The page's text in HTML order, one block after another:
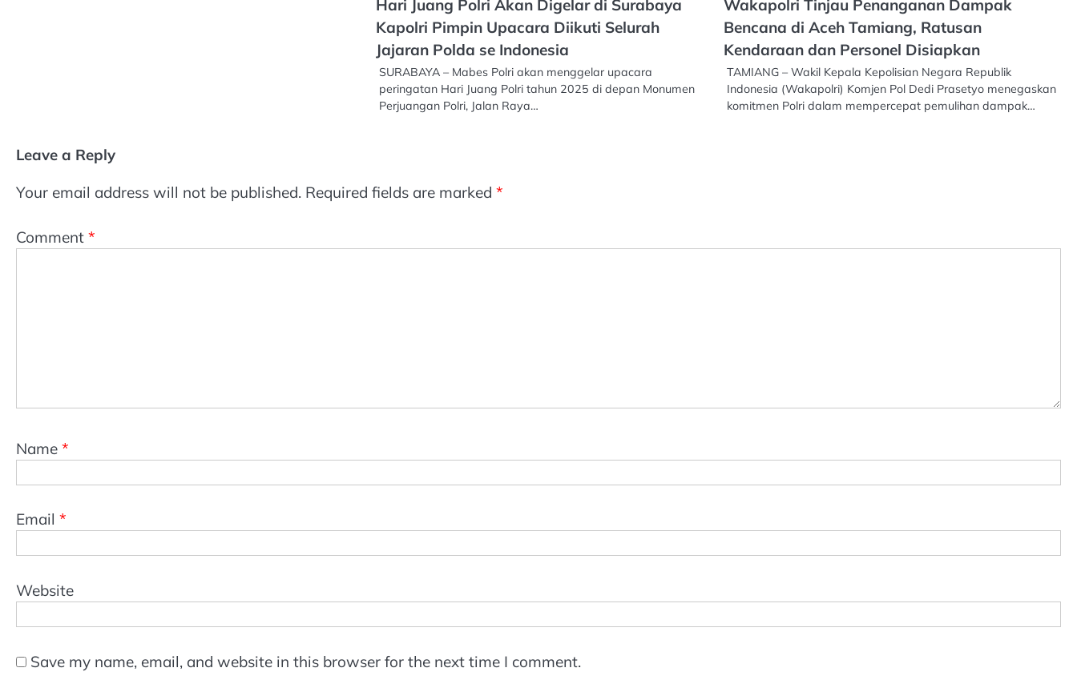
Hari Juang Polri Akan Digelar di Surabaya
Kapolri Pimpin Upacara Diikuti Selurah
Jajaran Polda se Indonesia
SURABAYA – Mabes Polri akan menggelar upacara
peringatan Hari Juang Polri tahun 2025 di depan Monumen
Perjuangan Polri, Jalan Raya…
Wakapolri Tinjau Penanganan Dampak
Bencana di Aceh Tamiang, Ratusan
Kendaraan dan Personel Disiapkan
TAMIANG – Wakil Kepala Kepolisian Negara Republik
Indonesia (Wakapolri) Komjen Pol Dedi Prasetyo menegaskan
komitmen Polri dalam mempercepat pemulihan dampak…
Leave a Reply
Your email address will not be published. Required fields are marked *
Comment *
Name *
Email *
Website
Save my name, email, and website in this browser for the next time I comment.